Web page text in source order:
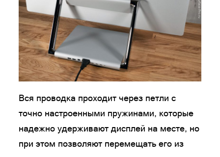
Вся проводка проходит через петли с
точно настроенными пружинами, которые
надежно удерживают дисплей на месте, но
при этом позволяют перемещать его из